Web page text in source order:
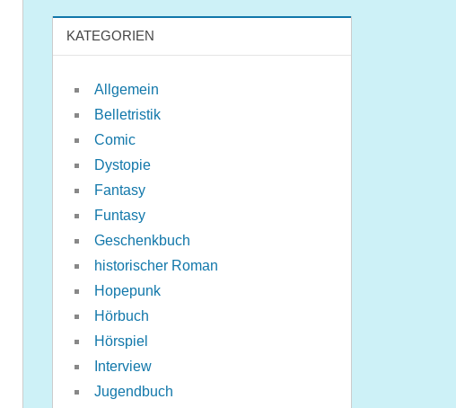
KATEGORIEN
Allgemein
Belletristik
Comic
Dystopie
Fantasy
Funtasy
Geschenkbuch
historischer Roman
Hopepunk
Hörbuch
Hörspiel
Interview
Jugendbuch